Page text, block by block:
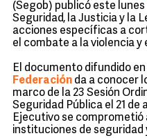
(Segob) publicó este
Seguridad, la Justicia y la
acciones específicas a
el combate a la violencia y
El documento difundido en
Federación da a conocer
marco de la 23 Sesión
Seguridad Pública el 21 de
Ejecutivo se
instituciones de seguridad